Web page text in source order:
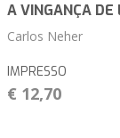
A VINGANÇA DE
Carlos Neher
IMPRESSO
€ 12,70